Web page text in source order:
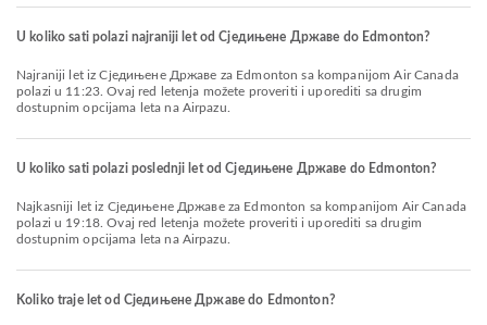
U koliko sati polazi najraniji let od Сједињене Државе do Edmonton?
Najraniji let iz Сједињене Државе za Edmonton sa kompanijom Air Canada
polazi u 11:23. Ovaj red letenja možete proveriti i uporediti sa drugim
dostupnim opcijama leta na Airpazu.
U koliko sati polazi poslednji let od Сједињене Државе do Edmonton?
Najkasniji let iz Сједињене Државе za Edmonton sa kompanijom Air Canada
polazi u 19:18. Ovaj red letenja možete proveriti i uporediti sa drugim
dostupnim opcijama leta na Airpazu.
Koliko traje let od Сједињене Државе do Edmonton?